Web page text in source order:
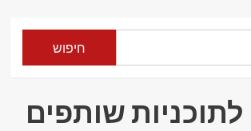
חיפוש
שותפים